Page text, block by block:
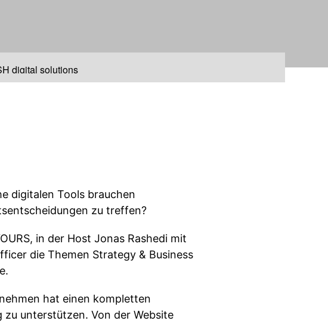
digital solutions
digitalen Tools brauchen
zu treffen?
in der Host Jonas Rashedi mit
die Themen Strategy & Business
hat einen kompletten
unterstützen. Von der Website